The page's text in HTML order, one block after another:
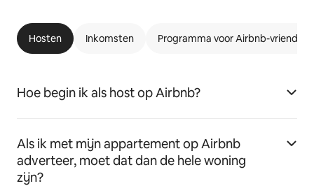
Hosten Inkomsten Programma voor Airbnb-
Hoe begin ik als host op Airbnb?
Als ik met mijn appartement op Airbnb
adverteer, moet dat dan de hele woning
zijn?